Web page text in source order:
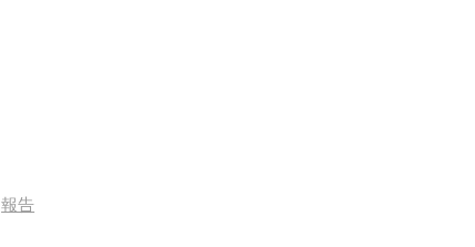
報告